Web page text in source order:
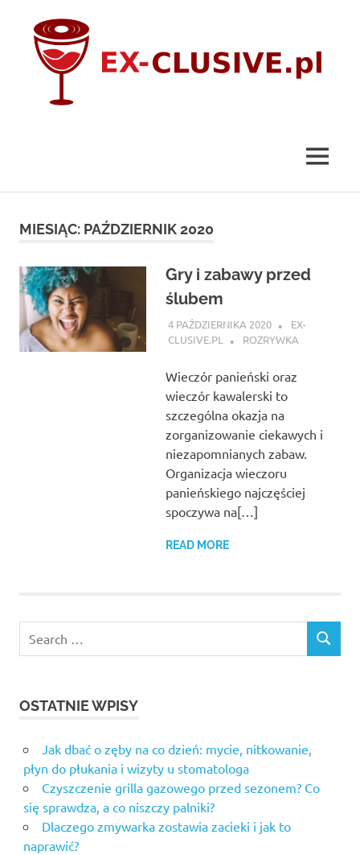
content
MENU
MIESIĄC: PAŹDZIERNIK 2020
Gry i zabawy przed
ślubem
4 PAŹDZIERNIKA 2020
EX-
CLUSIVE.PL
ROZRYWKA
Wieczór panieński oraz
wieczór kawalerski to
szczególna okazja na
zorganizowanie ciekawych i
niezapomnianych zabaw.
Organizacja wieczoru
panieńskiego najczęściej
spoczywa na[…]
READ MORE
SEARCH
OSTATNIE WPISY
Jak dbać o zęby na co dzień: mycie, nitkowanie,
płyn do płukania i wizyty u stomatologa
Czyszczenie grilla gazowego przed sezonem? Co
się sprawdza, a co niszczy palniki?
Dlaczego zmywarka zostawia zacieki i jak to
naprawić?